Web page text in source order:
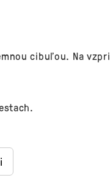
cibuľou. Na